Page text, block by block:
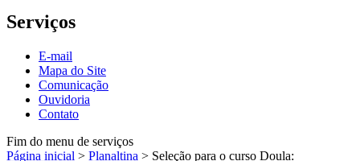
Serviços
E-mail
Mapa do Site
Comunicação
Ouvidoria
Contato
Fim do menu de serviços
Página inicial > Planaltina > Seleção para o curso Doula: